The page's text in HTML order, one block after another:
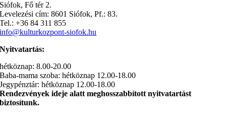
Siófok, Fő tér 2.
Levelezési cím: 8601 Siófok, Pf.: 83.
Tel.: +36 84 311 855
info@kulturkozpont-siofok.hu
Nyitvatartás:
hétköznap: 8.00-20.00
Baba-mama szoba: hétköznap 12.00-18.00
Jegypénztár: hétköznap 12.00-18.00
Rendezvények ideje alatt meghosszabbított nyitvatartást
biztosítunk.